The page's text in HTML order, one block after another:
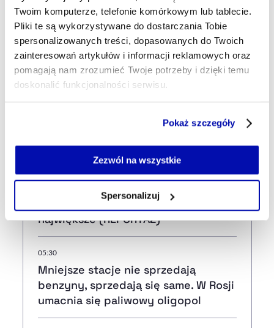
Twoim komputerze, telefonie komórkowym lub tablecie.
Pliki te są wykorzystywane do dostarczania Tobie
spersonalizowanych treści, dopasowanych do Twoich
zainteresowań artykułów i informacji reklamowych oraz
pomagają nam zrozumieć Twoje potrzeby i dzięki temu
doskonalić funkcjonalności serwisu.
Jeżeli nie wyrażasz zgody na zapisywanie plików cookie,
możesz łatwo zarządzać swoimi uprawnieniami, np. we
własnej przeglądarce internetowej lub po wybraniu opcji
Pokaż szczegóły
Zezwól na wszystkie
Spersonalizuj
Najnowsze
Złe dane paliwem do wzrostów na
Wolin: miasto, które chce znowu być
największe (REPORTAŻ)
05:30
Mniejsze stacje nie sprzedają
benzyny, sprzedają się same. W Rosji
umacnia się paliwowy oligopol
Departamentu Europejskiego MFW